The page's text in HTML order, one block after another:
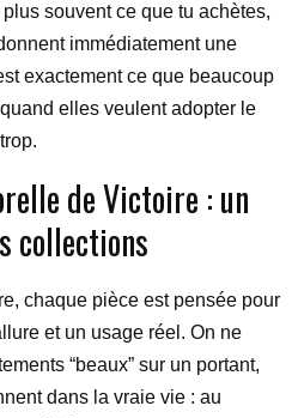
souvent ce que tu achètes,
immédiatement une
exactement ce que beaucoup
elles veulent adopter le
de Victoire : un
collections
chaque pièce est pensée pour
et un usage réel. On ne
“beaux” sur un portant,
dans la vraie vie : au